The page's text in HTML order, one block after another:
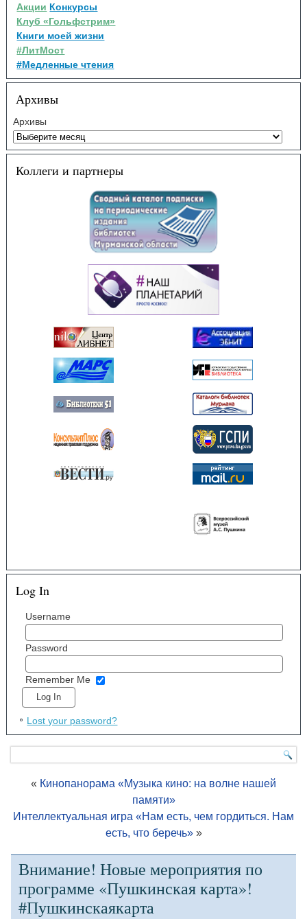
Акции Конкурсы
Клуб «Гольфстрим»
Книги моей жизни
#ЛитМост
#Медленные чтения
Архивы
Архивы
Коллеги и партнеры
Log In
Username
Password
Remember Me
Lost your password?
« Кинопанорама «Музыка кино: на волне нашей
памяти»
Интеллектуальная игра «Нам есть, чем гордиться. Нам
есть, что беречь»»
Внимание! Новые мероприятия по
программе «Пушкинская карта»!
#Пушкинскаякарта